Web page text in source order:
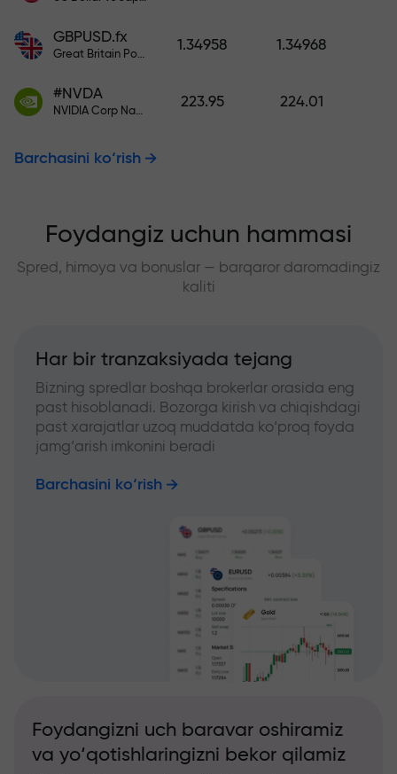
GBPUSD.fx
Great Britain Pound vs US Dollar
1.34958 1.34968
#NVDA
NVIDIA Corp Nasdaq Stock Exchange (Nasdaq) USD
223.95 224.01
Barchasini ko‘rish
Foydangiz uchun hammasi
Spred, himoya va bonuslar — barqaror daromadingiz
kaliti
Har bir tranzaksiyada tejang
Bizning spredlar boshqa brokerlar orasida eng
past hisoblanadi. Bozorga kirish va chiqishdagi
past xarajatlar uzoq muddatda ko‘proq foyda
jamg‘arish imkonini beradi
Barchasini ko‘rish
Foydangizni uch baravar oshiramiz
va yo‘qotishlaringizni bekor qilamiz